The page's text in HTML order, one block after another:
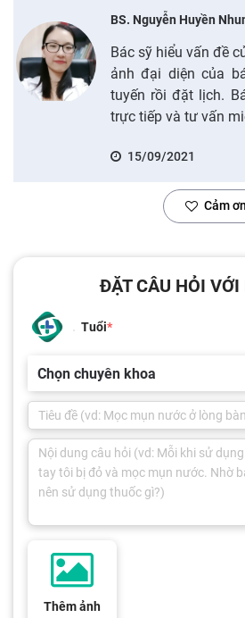
BS. Nguyễn Huyền
Bác sỹ hiểu vấn đề
ảnh đại diện của
tuyến rồi đặt lịch.
trực tiếp và tư vấn
15/09/2021
Cảm ơn
ĐẶT CÂU HỎI VỚI
Tuổi
Chọn chuyên khoa
Thêm ảnh